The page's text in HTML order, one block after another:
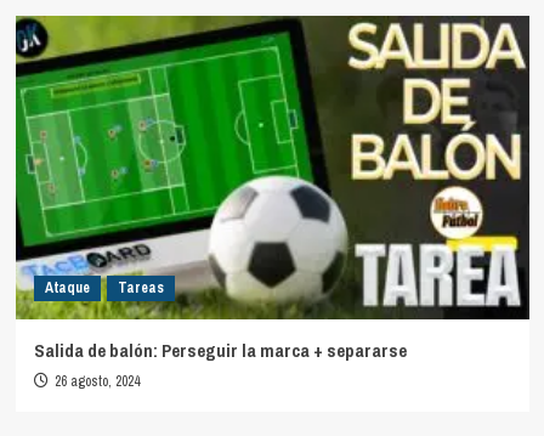
Ataque Tareas
Salida de balón: Perseguir la marca + separarse
26 agosto, 2024